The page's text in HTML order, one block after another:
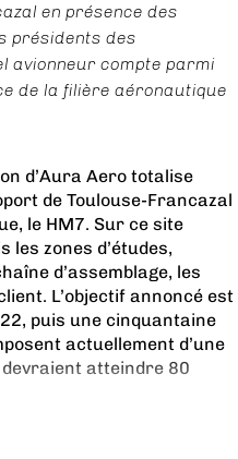
en présence des
présidents des
avionneur compte parmi
de la filière aéronautique
d’Aura Aero totalise
de Toulouse-Francazal
le HM7. Sur ce site
les zones d’études,
d’assemblage, les
L’objectif annoncé est
puis une cinquantaine
actuellement d’une
atteindre 80